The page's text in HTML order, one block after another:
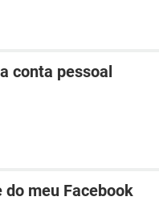
conta pessoal
do meu Facebook